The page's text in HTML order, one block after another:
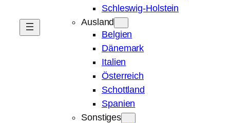
Schleswig-Holstein
Ausland
Belgien
Dänemark
Italien
Österreich
Schottland
Spanien
Sonstiges